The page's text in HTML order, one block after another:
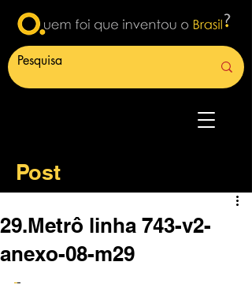
Post
29.Metrô linha 743-v2-
anexo-08-m29